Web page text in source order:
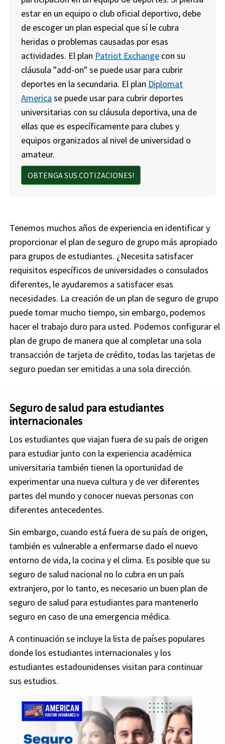
estar en un equipo o club oficial deportivo, debe
de escoger un plan especial que sí le cubra
heridas o problemas causadas por esas
actividades. El plan Patriot Exchange con su
cláusula "add-on" se puede usar para cubrir
deportes en la secundaria. El plan Diplomat
America se puede usar para cubrir deportes
universitarias con su cláusula deportiva, una de
ellas que es específicamente para clubes y
equipos organizados al nivel de universidad o
amateur.
OBTENGA SUS COTIZACIONES!
Tenemos muchos años de experiencia en identificar y
proporcionar el plan de seguro de grupo más apropiado
para grupos de estudiantes. ¿Necesita satisfacer
requisitos específicos de universidades o consulados
diferentes, le ayudaremos a satisfacer esas
necesidades. La creación de un plan de seguro de grupo
puede tomar mucho tiempo, sin embargo, podemos
hacer el trabajo duro para usted. Podemos configurar el
plan de grupo de manera que al completar una sola
transacción de tarjeta de crédito, todas las tarjetas de
seguro puedan ser emitidas a una sola dirección.
Seguro de salud para estudiantes
internacionales
Los estudiantes que viajan fuera de su país de origen
para estudiar junto con la experiencia académica
universitaria también tienen la oportunidad de
experimentar una nueva cultura y de ver diferentes
partes del mundo y conocer nuevas personas con
diferentes antecedentes.
Sin embargo, cuando está fuera de su país de origen,
también es vulnerable a enfermarse dado el nuevo
entorno de vida, la cocina y el clima. Es posible que su
seguro de salud nacional no lo cubra en un país
extranjero, por lo tanto, es necesario un buen plan de
seguro de salud para estudiantes para mantenerlo
seguro en caso de una emergencia médica.
A continuación se incluye la lista de países populares
donde los estudiantes internacionales y los
estudiantes estadounidenses visitan para continuar
sus estudios.